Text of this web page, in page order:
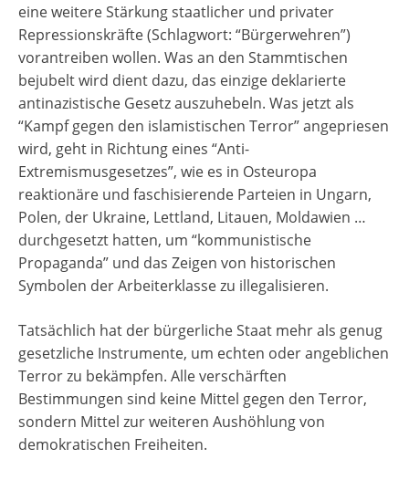
eine weitere Stärkung staatlicher und privater
Repressionskräfte (Schlagwort: “Bürgerwehren”)
vorantreiben wollen. Was an den Stammtischen
bejubelt wird dient dazu, das einzige deklarierte
antinazistische Gesetz auszuhebeln. Was jetzt als
“Kampf gegen den islamistischen Terror” angepriesen
wird, geht in Richtung eines “Anti-
Extremismusgesetzes”, wie es in Osteuropa
reaktionäre und faschisierende Parteien in Ungarn,
Polen, der Ukraine, Lettland, Litauen, Moldawien …
durchgesetzt hatten, um “kommunistische
Propaganda” und das Zeigen von historischen
Symbolen der Arbeiterklasse zu illegalisieren.
Tatsächlich hat der bürgerliche Staat mehr als genug
gesetzliche Instrumente, um echten oder angeblichen
Terror zu bekämpfen. Alle verschärften
Bestimmungen sind keine Mittel gegen den Terror,
sondern Mittel zur weiteren Aushöhlung von
demokratischen Freiheiten.